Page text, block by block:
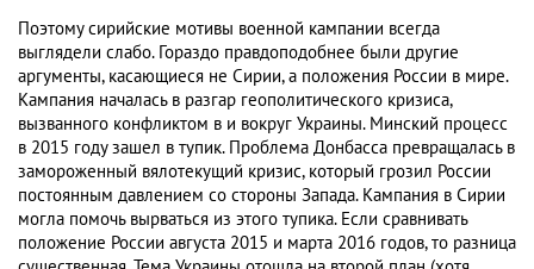
Поэтому сирийские мотивы военной кампании всегда
выглядели слабо. Гораздо правдоподобнее были другие
аргументы, касающиеся не Сирии, а положения России в мире.
Кампания началась в разгар геополитического кризиса,
вызванного конфликтом в и вокруг Украины. Минский процесс
в 2015 году зашел в тупик. Проблема Донбасса превращалась в
замороженный вялотекущий кризис, который грозил России
постоянным давлением со стороны Запада. Кампания в Сирии
могла помочь вырваться из этого тупика. Если сравнивать
положение России августа 2015 и марта 2016 годов, то разница